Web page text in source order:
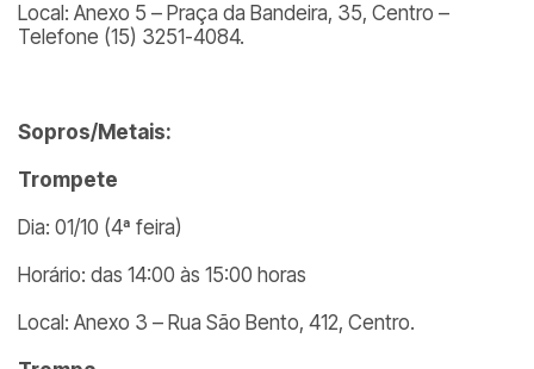
Local: Anexo 5 – Praça da Bandeira, 35, Centro –
Telefone (15) 3251-4084.
Sopros/Metais:
Trompete
Dia: 01/10 (4ª feira)
Horário: das 14:00 às 15:00 horas
Local: Anexo 3 – Rua São Bento, 412, Centro.